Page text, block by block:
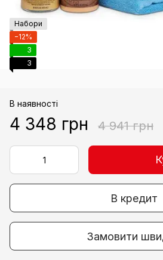
Набори
−12%
3
3
В наявності
4 348 грн 4 941 грн
В кредит
Замовити